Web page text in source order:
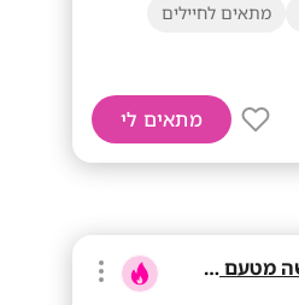
מתאים לחיילים
מתאים לי
משווק מורשה מטעם בזק